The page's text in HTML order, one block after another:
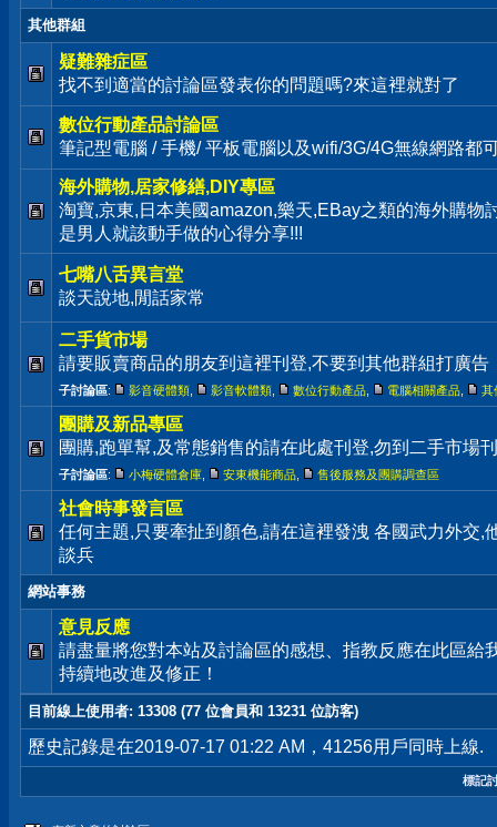
其他群組
疑難雜症區
找不到適當的討論區發表你的問題嗎?來這裡就對了
數位行動產品討論區
筆記型電腦 / 手機/ 平板電腦以及wifi/3G/4G無線網路都
海外購物,居家修繕,DIY專區
淘寶,京東,日本美國amazon,樂天,EBay之類的海外購物
是男人就該動手做的心得分享!!!
七嘴八舌異言堂
談天說地,閒話家常
二手貨市場
請要販賣商品的朋友到這裡刊登,不要到其他群組打廣告
子討論區: 影音硬體類 影音軟體類 數位行動產品 電腦相關產品 其
團購及新品專區
團購,跑單幫,及常態銷售的請在此處刊登,勿到二手市場
子討論區: 小梅硬體倉庫 安東機能商品 售後服務及團購調查區
社會時事發言區
任何主題,只要牽扯到顏色,請在這裡發洩 各國武力外交,
談兵
網站事務
意見反應
請盡量將您對本站及討論區的感想、指教反應在此區給
持續地改進及修正！
目前線上使用者: 13308 (77 位會員和 13231 位訪客)
歷史記錄是在2019-07-17 01:22 AM，41256用戶同時上線.
標記